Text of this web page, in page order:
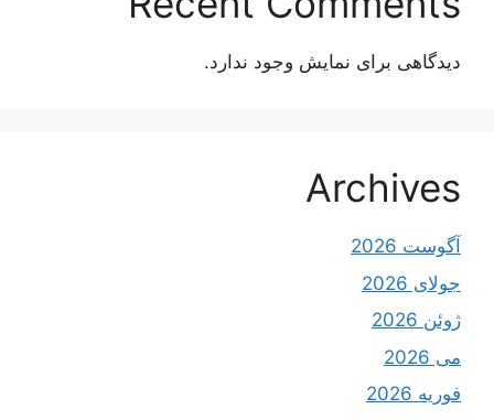
دیدگاهی برای نمایش وجود ندارد.
Archives
آگوست 2026
جولای 2026
ژوئن 2026
می 2026
فوریه 2026